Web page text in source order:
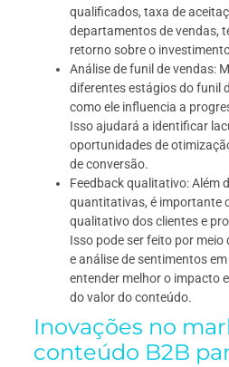
qualificados, taxa de
departamentos de vendas,
retorno sobre o
Análise de funil de vendas:
diferentes estágios do funil
como ele influencia a
Isso ajudará a identificar
oportunidades de
de conversão.
Feedback qualitativo: Além
quantitativas, é importante
qualitativo dos clientes e
Isso pode ser feito por
e análise de sentimentos
entender melhor o impacto
do valor do conteúdo.
Inovações no
conteúdo B2B